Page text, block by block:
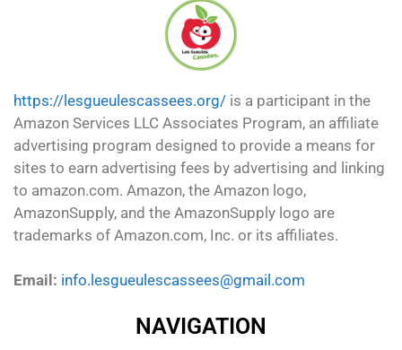
https://lesgueulescassees.org/ is a participant in the
Amazon Services LLC Associates Program, an affiliate
advertising program designed to provide a means for
sites to earn advertising fees by advertising and linking
to amazon.com. Amazon, the Amazon logo,
AmazonSupply, and the AmazonSupply logo are
trademarks of Amazon.com, Inc. or its affiliates.
Email: info.lesgueulescassees@gmail.com
NAVIGATION